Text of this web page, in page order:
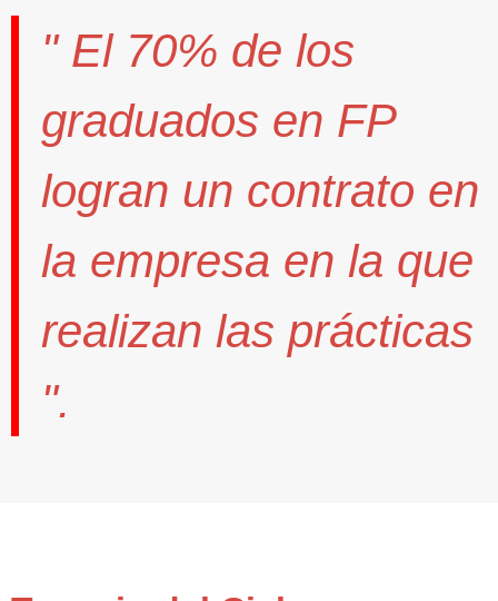
" El 70% de los
graduados en FP
logran un contrato en
la empresa en la que
realizan las prácticas
".